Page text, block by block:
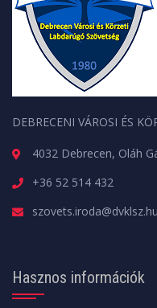
DEBRECENI VÁROSI ÉS
4032 Debrecen, Oláh
+36 52 514 432
szovets.iroda@dvklsz.hu
Hasznos információk